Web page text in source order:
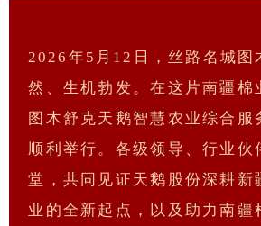
2026年5月12日，丝路名城图
然、生机勃发。在这片南疆棉
图木舒克天鹅智慧农业综合服
顺利举行。各级领导、行业伙
堂，共同见证天鹅股份深耕新
业的全新起点，以及助力南疆